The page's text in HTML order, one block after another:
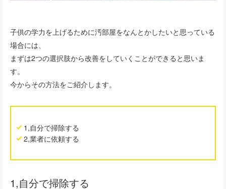
子供の学力を上げるために汚部屋をなんとかしたいと思っている
場合には、
まずは2つの選択肢から改善をしていくことができると思いま
す。
今からその方法をご紹介します。
1,自分で掃除する
2,業者に依頼する
1,自分で掃除する